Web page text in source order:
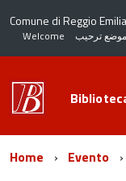
Comune di Reggio Emilia
Welcome موضع ترحيب
Home Evento